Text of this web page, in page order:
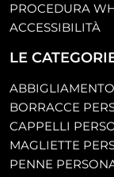
PROCEDURA
ACCESSIBILITÀ
LE
BORRACCE
CAPPELLI
MAGLIETTE
PENNE